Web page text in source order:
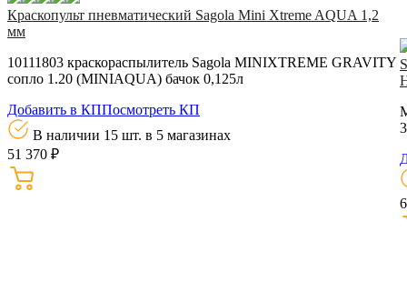
Краскопульт пневматический Sagola Mini Xtreme AQUA 1,2
мм
10111803 краскораспылитель Sagola MINIXTREME GRAVITY
сопло 1.20 (MINIAQUA) бачок 0,125л
Добавить в КППосмотреть КП
В наличии 15 шт. в 5 магазинах
51 370 ₽